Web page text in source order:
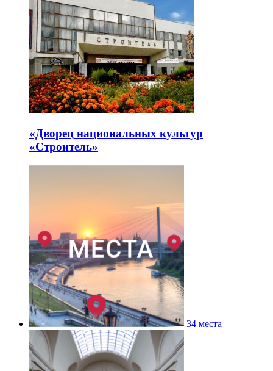
«Дворец национальных культур
«Строитель»
34 места